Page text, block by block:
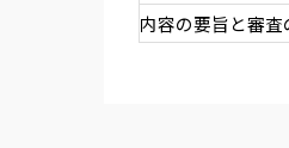
内容の要旨と審査